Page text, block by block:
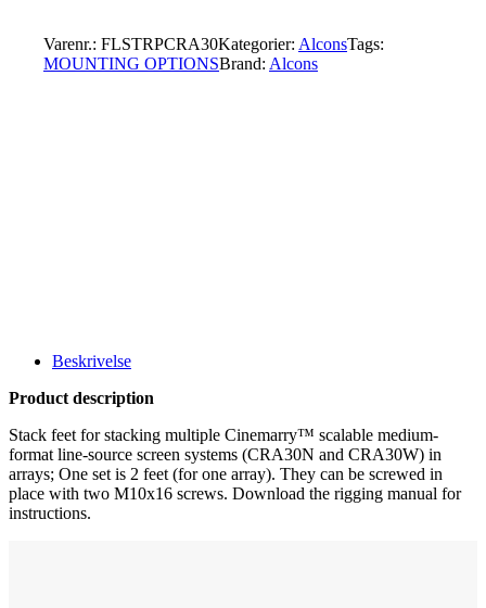
Varenr.: FLSTRPCRA30Kategorier: AlconsTags:
MOUNTING OPTIONSBrand: Alcons
Beskrivelse
Product description
Stack feet for stacking multiple Cinemarry™ scalable medium-
format line-source screen systems (CRA30N and CRA30W) in
arrays; One set is 2 feet (for one array). They can be screwed in
place with two M10x16 screws. Download the rigging manual for
instructions.